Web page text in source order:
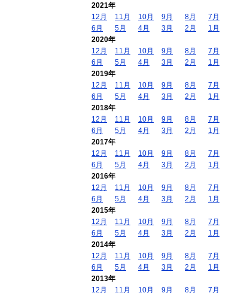
2021年
12月
11月 10月 9月 8月
7月
6月
5月 4月 3月 2月
1月
2020年
12月
11月 10月 9月 8月
7月
6月
5月 4月 3月 2月
1月
2019年
12月
11月 10月 9月 8月
7月
6月
5月 4月 3月 2月
1月
2018年
12月
11月 10月 9月 8月
7月
6月
5月 4月 3月 2月
1月
2017年
12月
11月 10月 9月 8月
7月
6月
5月 4月 3月 2月
1月
2016年
12月
11月 10月 9月 8月
7月
6月
5月 4月 3月 2月
1月
2015年
12月
11月 10月 9月 8月
7月
6月
5月 4月 3月 2月
1月
2014年
12月
11月 10月 9月 8月
7月
6月
5月 4月 3月 2月
1月
2013年
12月
11月 10月 9月 8月 7月